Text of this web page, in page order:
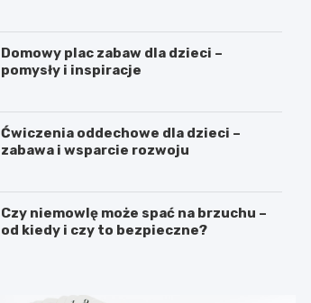
Domowy plac zabaw dla dzieci –
pomysły i inspiracje
Ćwiczenia oddechowe dla dzieci –
zabawa i wsparcie rozwoju
Czy niemowlę może spać na brzuchu –
od kiedy i czy to bezpieczne?